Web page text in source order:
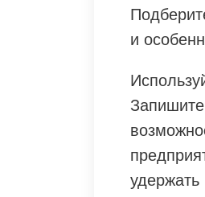
и
удержать